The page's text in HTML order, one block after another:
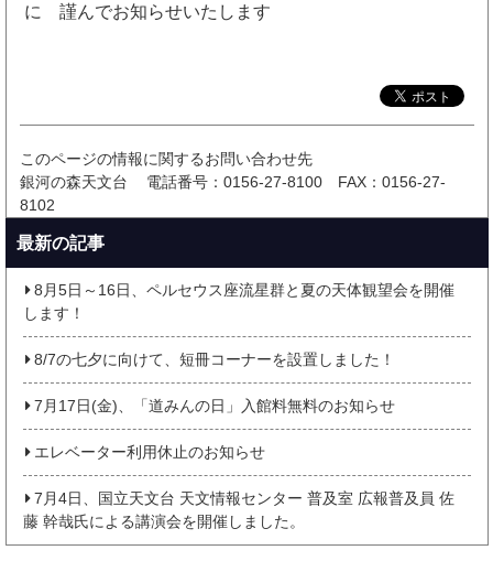
に 謹んでお知らせいたします
このページの情報に関するお問い合わせ先
銀河の森天文台
電話番号：0156-27-8100
FAX：0156-27-
8102
最新の記事
8月5日～16日、ペルセウス座流星群と夏の天体観望会を開催
します！
8/7の七夕に向けて、短冊コーナーを設置しました！
7月17日(金)、「道みんの日」入館料無料のお知らせ
エレベーター利用休止のお知らせ
7月4日、国立天文台 天文情報センター 普及室 広報普及員 佐
藤 幹哉氏による講演会を開催しました。